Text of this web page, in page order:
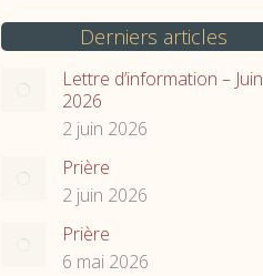
Derniers articles
Lettre d’information – Juin
2026
2 juin 2026
Prière
2 juin 2026
Prière
6 mai 2026